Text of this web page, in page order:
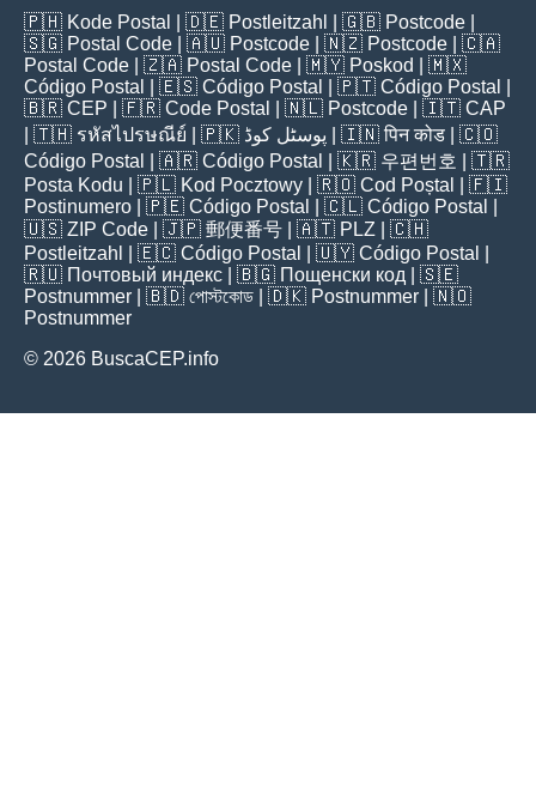
🇵🇭 Kode Postal | 🇩🇪 Postleitzahl | 🇬🇧 Postcode
🇸🇬 Postal Code | 🇦🇺 Postcode | 🇳🇿 Postcode | 🇨🇦
Postal Code | 🇿🇦 Postal Code | 🇲🇾 Poskod
| 🇲🇽
Código Postal
| 🇪🇸 Código Postal | 🇵🇹 Código Postal
🇧🇷 CEP | 🇫🇷 Code Postal | 🇳🇱 Postcode | 🇮🇹 CAP
| 🇹🇭 รหัสไปรษณีย์ | 🇵🇰 پوسٹل کوڈ | 🇮🇳पिन कोड | 🇨🇴
Código Postal
| 🇦🇷 Código Postal | 🇰🇷 우편번호
| 🇹🇷
Posta Kodu | 🇵🇱 Kod Pocztowy | 🇷🇴 Cod Poștal
| 🇫🇮
Postinumero | 🇵🇪 Código Postal | 🇨🇱 Código Postal
🇺🇸 ZIP Code | 🇯🇵 郵便番号 | 🇦🇹 PLZ | 🇨🇭
Postleitzahl
| 🇪🇨 Código Postal | 🇺🇾 Código Postal
🇷🇺 Почтовый индекс | 🇧🇬 Пощенски код | 🇸🇪
Postnummer | 🇧🇩 পোস্টকোড | 🇩🇰 Postnummer | 🇳🇴
Postnummer
© 2026 BuscaCEP.info